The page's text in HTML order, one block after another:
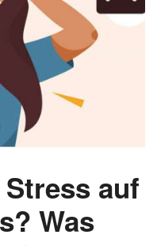
auf
Was